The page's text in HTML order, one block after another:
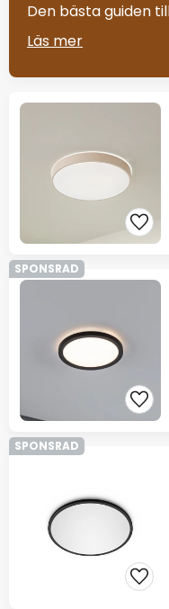
Den bästa guiden
Läs mer
SPONSRAD
SPONSRAD